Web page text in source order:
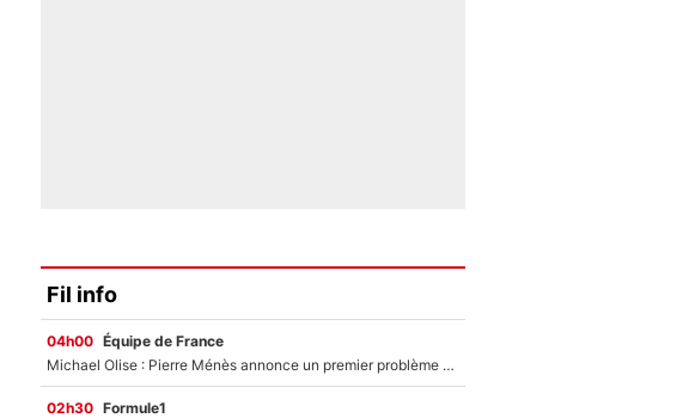
Fil info
04h00 Équipe de France
Michael Olise : Pierre Ménès annonce un premier problème pour Zinedine Zidane en équipe de France
02h30 Formule1